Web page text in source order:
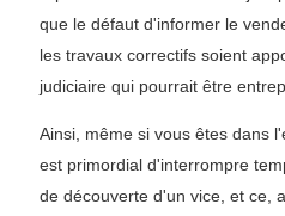
que le défaut d'informer le
les travaux correctifs soient
judiciaire qui pourrait être
Ainsi, même si vous êtes dans
est primordial d'interrompre
de découverte d'un vice, et ce,